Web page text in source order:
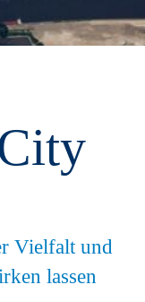
Vielfalt und
lassen